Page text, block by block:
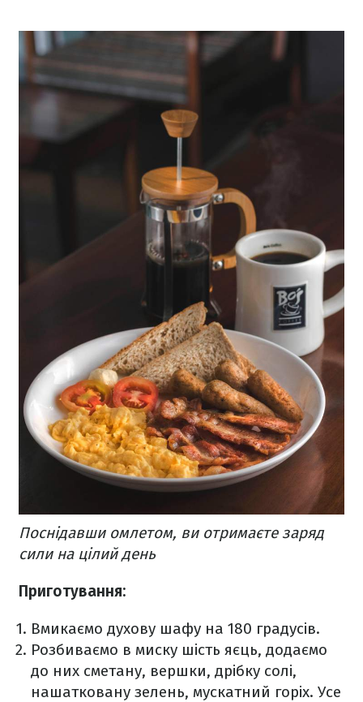
Поснідавши омлетом, ви отримаєте заряд
сили на цілий день
Приготування:
Вмикаємо духову шафу на 180 градусів.
Розбиваємо в миску шість яєць, додаємо
до них сметану, вершки, дрібку солі,
нашатковану зелень, мускатний горіх. Усе